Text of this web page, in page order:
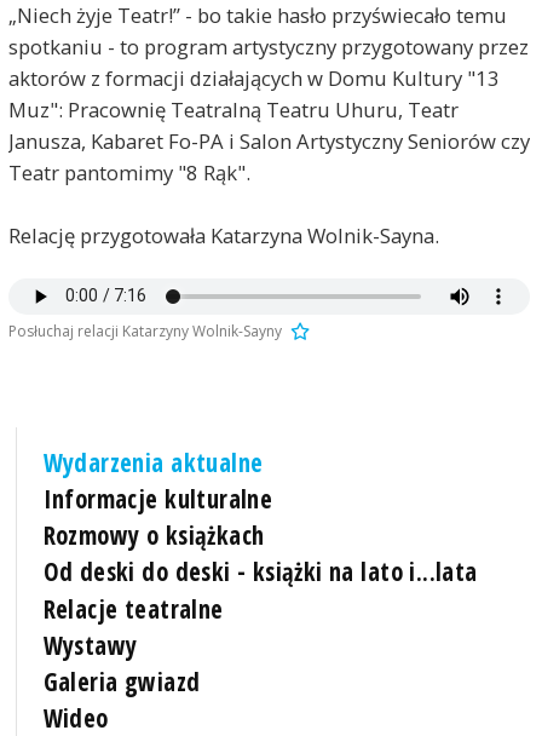
„Niech żyje Teatr!” - bo takie hasło przyświecało temu
spotkaniu - to program artystyczny przygotowany przez
aktorów z formacji działających w Domu Kultury "13
Muz": Pracownię Teatralną Teatru Uhuru, Teatr
Janusza, Kabaret Fo-PA i Salon Artystyczny Seniorów czy
Teatr pantomimy "8 Rąk".
Relację przygotowała Katarzyna Wolnik-Sayna.
Posłuchaj relacji Katarzyny Wolnik-Sayny
Wydarzenia aktualne
Informacje kulturalne
Rozmowy o książkach
Od deski do deski - książki na lato i...lata
Relacje teatralne
Wystawy
Galeria gwiazd
Wideo